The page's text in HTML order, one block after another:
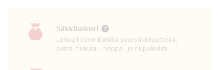
Säkkilaskuri
Laskuri toimii kaikilla suursäkkituotteilla,
paitsi mukula-, noppa- ja nupukivillä